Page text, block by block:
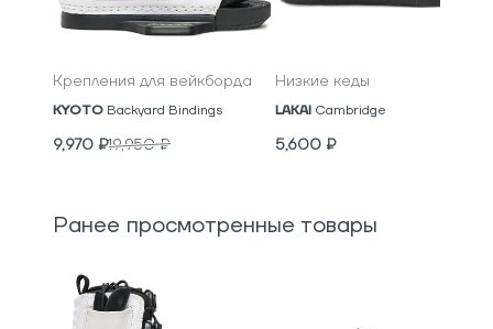
Крепления для вейкборда
KYOTO Backyard Bindings
9,970 ₽19,950₽
Низкие кеды
LAKAI Cambridge
5,600 ₽
Ранее просмотренные товары